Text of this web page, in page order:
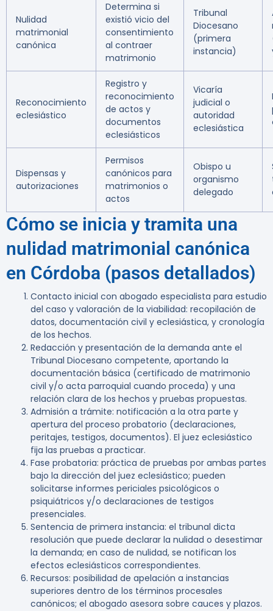
Nulidad
matrimonial
canónica
Determina si
existió vicio del
consentimiento
al contraer
matrimonio
Tribunal
Diocesano
(primera
instancia)
Reconocimiento
eclesiástico
Registro y
reconocimiento
de actos y
documentos
eclesiásticos
Vicaría
judicial o
autoridad
eclesiástica
Dispensas y
autorizaciones
Permisos
canónicos para
matrimonios o
actos
Obispo u
organismo
delegado
Cómo se inicia y tramita una
nulidad matrimonial canónica
en Córdoba (pasos detallados)
Contacto inicial con abogado especialista para estudio
del caso y valoración de la viabilidad: recopilación de
datos, documentación civil y eclesiástica, y cronología
de los hechos.
Redacción y presentación de la demanda ante el
Tribunal Diocesano competente, aportando la
documentación básica (certificado de matrimonio
civil y/o acta parroquial cuando proceda) y una
relación clara de los hechos y pruebas propuestas.
Admisión a trámite: notificación a la otra parte y
apertura del proceso probatorio (declaraciones,
peritajes, testigos, documentos). El juez eclesiástico
fija las pruebas a practicar.
Fase probatoria: práctica de pruebas por ambas partes
bajo la dirección del juez eclesiástico; pueden
solicitarse informes periciales psicológicos o
psiquiátricos y/o declaraciones de testigos
presenciales.
Sentencia de primera instancia: el tribunal dicta
resolución que puede declarar la nulidad o desestimar
la demanda; en caso de nulidad, se notifican los
efectos eclesiásticos correspondientes.
Recursos: posibilidad de apelación a instancias
superiores dentro de los términos procesales
canónicos; el abogado asesora sobre cauces y plazos.